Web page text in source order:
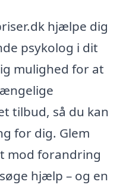
hjælpe dig
psykolog i dit
mulighed for at
tilbud, så du kan
for dig. Glem
mod forandring
hjælp – og en